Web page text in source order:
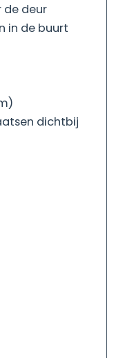
de deur
in de buurt
dichtbij